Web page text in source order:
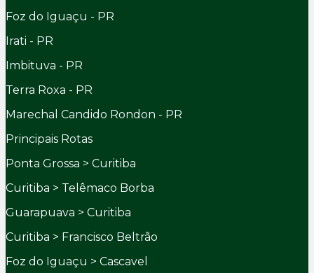
Foz do Iguaçu - PR
Irati - PR
Imbituva - PR
Terra Roxa - PR
Marechal Candido Rondon - PR
Principais Rotas
Ponta Grossa > Curitiba
Curitiba > Telêmaco Borba
Guarapuava > Curitiba
Curitiba > Francisco Beltrão
Foz do Iguaçu > Cascavel